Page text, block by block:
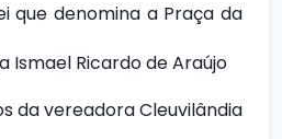
que denomina a Praça da
Ismael Ricardo de Araújo
da vereadora Cleuvilândia